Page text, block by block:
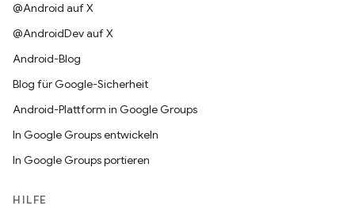
@Android auf X
@AndroidDev auf X
Android-Blog
Blog für Google-Sicherheit
Android-Plattform in Google Groups
In Google Groups entwickeln
In Google Groups portieren
HILFE